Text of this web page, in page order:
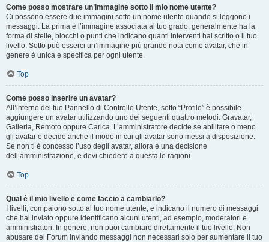
Come posso mostrare un’immagine sotto il mio nome utente?
Ci possono essere due immagini sotto un nome utente quando si leggono i
messaggi. La prima è l’immagine associata al tuo grado, generalmente ha la
forma di stelle, blocchi o punti che indicano quanti interventi hai scritto o il tuo
livello. Sotto può esserci un’immagine più grande nota come avatar, che in
genere è unica e specifica per ogni utente.
Top
Come posso inserire un avatar?
All’interno del tuo Pannello di Controllo Utente, sotto “Profilo” è possibile
aggiungere un avatar utilizzando uno dei seguenti quattro metodi: Gravatar,
Galleria, Remoto oppure Carica. L’amministratore decide se abilitare o meno
gli avatar e decide anche il modo in cui gli avatar sono messi a disposizione.
Se non ti è concesso l’uso degli avatar, allora è una decisione
dell’amministrazione, e devi chiedere a questa le ragioni.
Top
Qual è il mio livello e come faccio a cambiarlo?
I livelli, compaiono sotto al tuo nome utente, e indicano il numero di messaggi
che hai inviato oppure identificano alcuni utenti, ad esempio, moderatori e
amministratori. In genere, non puoi cambiare direttamente il tuo livello. Non
abusare del Forum inviando messaggi non necessari solo per aumentare il tuo